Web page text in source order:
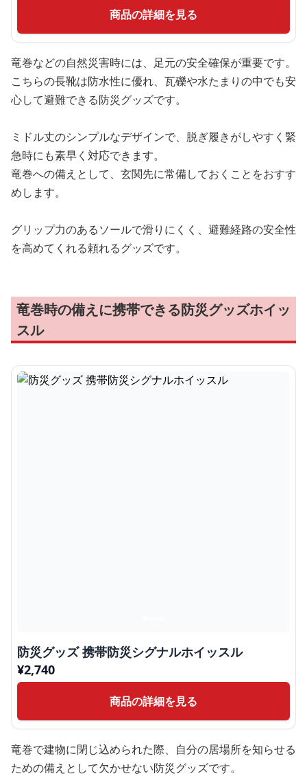
商品の詳細を見る
竜巻などの自然災害時には、足元の安全確保が重要です。
こちらの長靴は防水性に優れ、瓦礫や水たまりの中でも安
心して避難できる防災グッズです。
ミドル丈のシンプルなデザインで、脱ぎ履きがしやすく緊
急時にも素早く対応できます。
竜巻への備えとして、玄関先に常備しておくことをおすす
めします。
グリップ力のあるソールで滑りにくく、避難経路の安全性
を高めてくれる頼れるグッズです。
竜巻時の備えに携帯できる防災グッズホイッ
スル
防災グッズ 携帯防災シグナルホイッスル
¥2,740
商品の詳細を見る
竜巻で建物に閉じ込められた際、自分の居場所を知らせる
ための備えとして欠かせない防災グッズです。